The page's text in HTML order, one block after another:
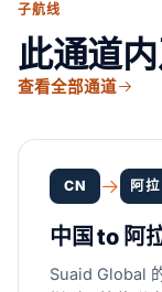
子航线
此通道
查看全部通道
CN 阿拉
中国 to 阿
Suaid Global